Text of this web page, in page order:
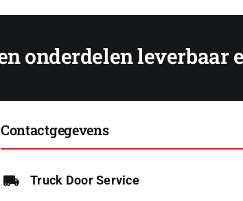
Contactgegevens
Truck Door Service